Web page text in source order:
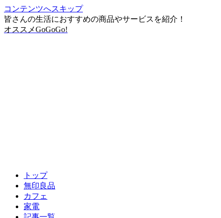
コンテンツへスキップ
皆さんの生活におすすめの商品やサービスを紹介！
オススメGoGoGo!
トップ
無印良品
カフェ
家電